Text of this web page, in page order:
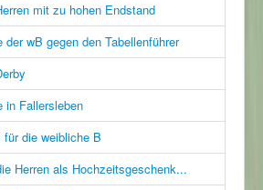
mit zu hohen Endstand
der wB gegen den Tabellenführer
in Fallersleben
die weibliche B
Herren als Hochzeitsgeschenk...